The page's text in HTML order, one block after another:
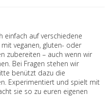
einfach auf verschiedene
veganen, gluten- oder
zubereiten – auch wenn wir
Bei Fragen stehen wir
benützt dazu die
Experimentiert und spielt mit
sie so zu euren eigenen